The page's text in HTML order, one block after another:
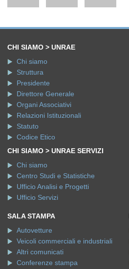
CHI SIAMO > UNRAE
Chi siamo
Struttura
Presidente
Direttore Generale
Organi Associativi
Relazioni Istituzionali
Statuto
Codice Etico
CHI SIAMO > UNRAE SERVIZI
Chi siamo
Centro Studi e Statistiche
Ufficio Analisi e Progetti
Ufficio Servizi
SALA STAMPA
Autovetture
Veicoli commerciali e industriali
Altri comunicati
Conferenze stampa